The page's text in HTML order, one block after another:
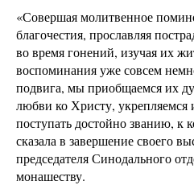
«Совершая молитвенное
благочестия, прославляя
во время гонений, изучая их
воспоминания уже совсем
подвига, мы приобщаемся их
любви ко Христу, укрепляемся
поступать достойно званию, к
сказала в завершение своего
председателя Синодального
монашеству.